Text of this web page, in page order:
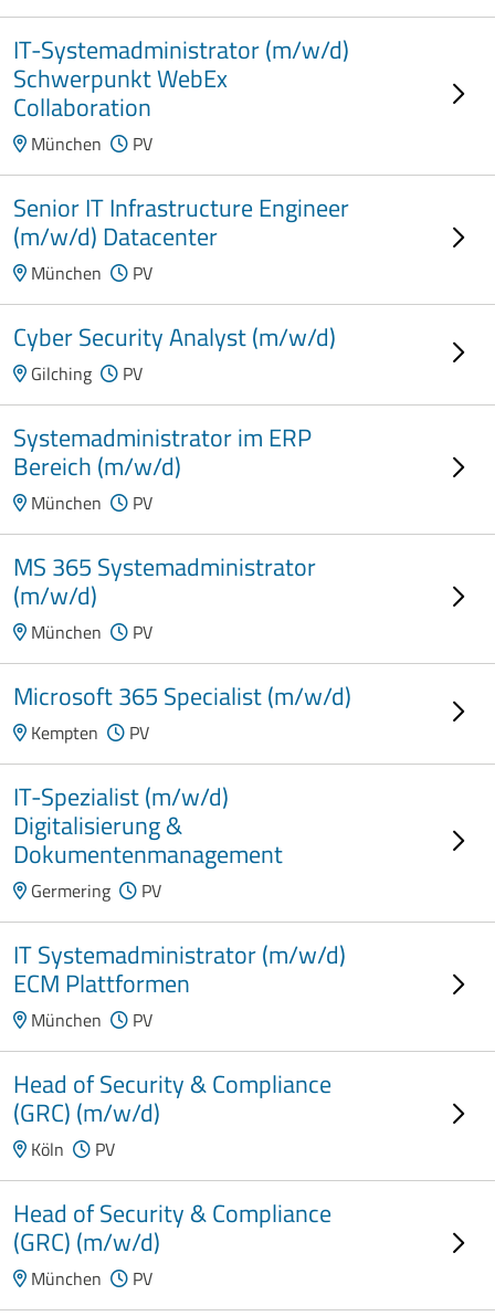
IT-Systemadministrator (m/w/d)
Schwerpunkt WebEx
Collaboration
München PV
Senior IT Infrastructure Engineer
(m/w/d) Datacenter
München PV
Cyber Security Analyst (m/w/d)
Gilching PV
Systemadministrator im ERP
Bereich (m/w/d)
München PV
MS 365 Systemadministrator
(m/w/d)
München PV
Microsoft 365 Specialist (m/w/d)
Kempten PV
IT-Spezialist (m/w/d)
Digitalisierung &
Dokumentenmanagement
Germering PV
IT Systemadministrator (m/w/d)
ECM Plattformen
München PV
Head of Security & Compliance
(GRC) (m/w/d)
Köln PV
Head of Security & Compliance
(GRC) (m/w/d)
München PV